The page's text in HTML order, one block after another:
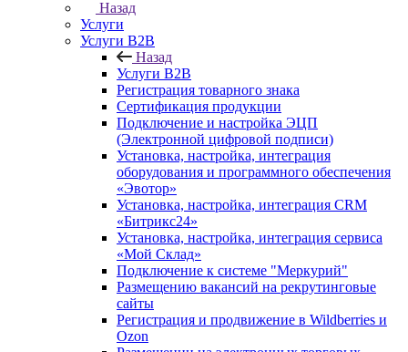
Назад
Услуги
Услуги B2B
Назад
Услуги B2B
Регистрация товарного знака
Сертификация продукции
Подключение и настройка ЭЦП
(Электронной цифровой подписи)
Установка, настройка, интеграция
оборудования и программного обеспечения
«Эвотор»
Установка, настройка, интеграция CRM
«Битрикс24»
Установка, настройка, интеграция сервиса
«Мой Склад»
Подключение к системе "Меркурий"
Размещению вакансий на рекрутинговые
сайты
Регистрация и продвижение в Wildberries и
Ozon